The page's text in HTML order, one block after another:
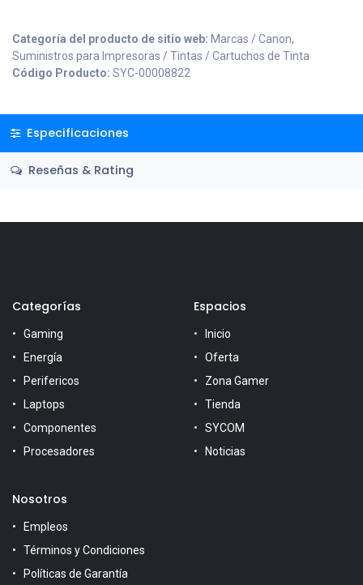
Categoría del producto de sitio web: Marcas / Canon,
Suministros para Impresoras / Tintas / Cartuchos de Tinta
Código Producto: SYC-00008822
Especificaciones
Reseñas & Rating
Categorías
Gaming
Energía
Perifericos
Laptops
Componentes
Procesadores
Espacios
Inicio
Oferta
Zona Gamer
Tienda
SYCOM
Noticias
Nosotros
Empleos
Términos y Condiciones
Políticas de Garantía